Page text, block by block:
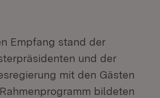
Empfang stand der
und der
mit den Gästen
bildeten